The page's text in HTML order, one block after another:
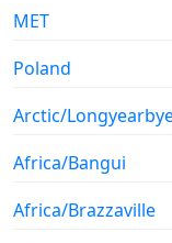
MET
Poland
Arctic/
Africa/Bangui
Africa/Brazzaville